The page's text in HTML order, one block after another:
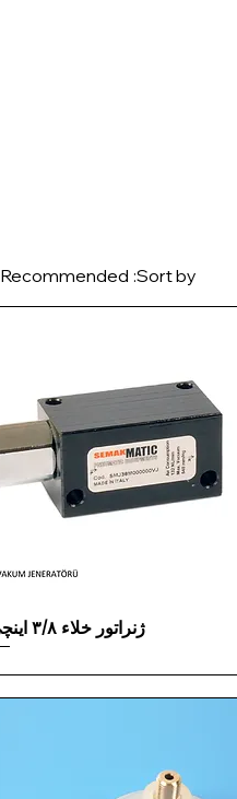
Sort by:
Recommended
ژنراتور خلاء ۳/۸ اینچی